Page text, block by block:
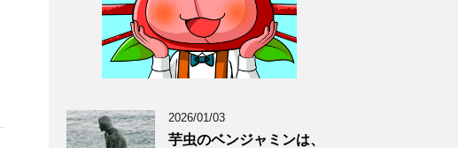
2026/01/03
芋虫のベンジャミンは、